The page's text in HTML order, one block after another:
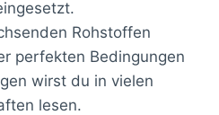
Rohstoffen
perfekten Bedingungen
wirst du in vielen
lesen.